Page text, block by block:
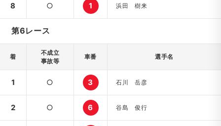
8 ○ 1 浜田 樹来
第6レース
着
不成立
事故等
車番 選手名
1 ○ 3 石川 岳彦
2 ○ 6 谷島 俊行